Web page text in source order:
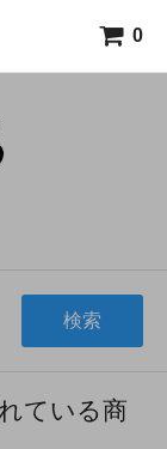
0
検索
ている商